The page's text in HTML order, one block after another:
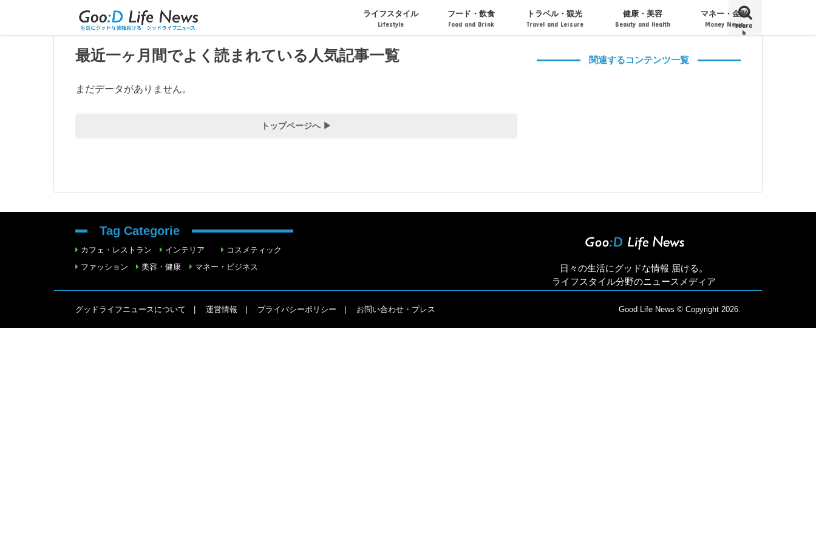
searc
h
ライフスタイル
Lifestyle
インテリア・ライフ
ファッション
アート・芸術
フード・飲食
Food and Drink
トラベル・観光
Travel and Leisure
健康・美容
Beauty and Health
マネー・金融
Money News
最近一ヶ月間でよく読まれている人気記事一覧
最近一ヶ月間でよく読まれている人気記事一覧
まだデータがありません。
トップページへ ▶︎
関連するコンテンツ一覧
Tag Categorie
カフェ・レストラン インテリア
コスメティック
ファッション
美容・健康 マネー・ビジネス
日々の生活にグッドな情報 届ける。
ライフスタイル分野のニュースメディア
グッドライフニュースについて 運営情報 プライバシーポリシー お問い合わせ・プレス Good Life News © Copyright 2026.